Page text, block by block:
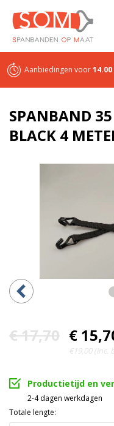
Aanbiedingen voor14.00
SPANBAND
BLACK 4
€ 17,70 €
€19,00 (inc.
Productietijd en
2-4 dagen werkdagen
Totale lengte: